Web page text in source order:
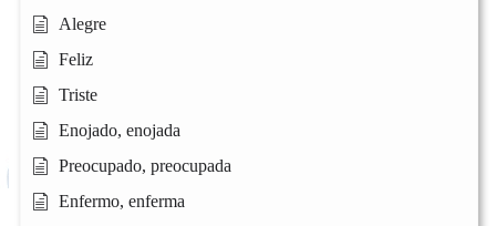
Alegre
Feliz
Triste
Enojado, enojada
Preocupado, preocupada
Enfermo, enferma